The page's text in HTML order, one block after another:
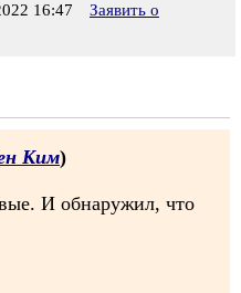
16:47
Заявить о
Ким)
И обнаружил, что